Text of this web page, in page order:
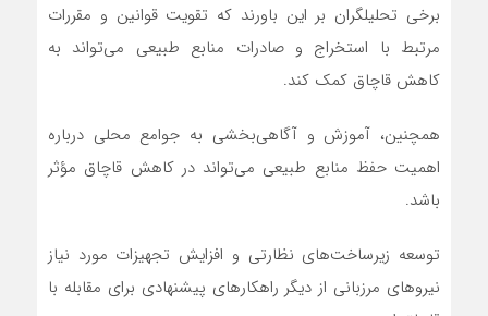
برخی تحلیلگران بر این باورند که تقویت قوانین و مقررات
مرتبط با استخراج و صادرات منابع طبیعی می‌تواند به
کاهش قاچاق کمک کند.
همچنین، آموزش و آگاهی‌بخشی به جوامع محلی درباره
اهمیت حفظ منابع طبیعی می‌تواند در کاهش قاچاق مؤثر
باشد.
توسعه زیرساخت‌های نظارتی و افزایش تجهیزات مورد نیاز
نیروهای مرزبانی از دیگر راهکارهای پیشنهادی برای مقابله با